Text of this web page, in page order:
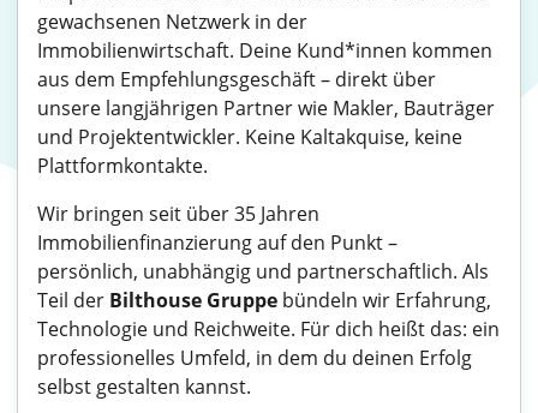
gewachsenen Netzwerk in der
Immobilienwirtschaft. Deine Kund*innen kommen
aus dem Empfehlungsgeschäft – direkt über
unsere langjährigen Partner wie Makler, Bauträger
und Projektentwickler. Keine Kaltakquise, keine
Plattformkontakte.
Wir bringen seit über 35 Jahren
Immobilienfinanzierung auf den Punkt –
persönlich, unabhängig und partnerschaftlich. Als
Teil der Bilthouse Gruppe bündeln wir Erfahrung,
Technologie und Reichweite. Für dich heißt das: ein
professionelles Umfeld, in dem du deinen Erfolg
selbst gestalten kannst.